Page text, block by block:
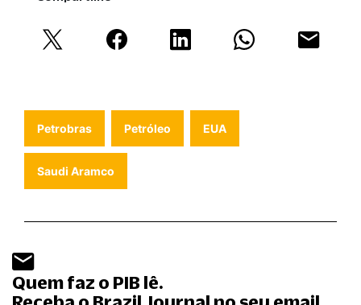
Petrobras Petróleo EUA
Saudi Aramco
Quem faz o PIB lê.
Receba o Brazil Journal no seu email